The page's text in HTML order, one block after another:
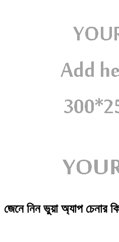
জেনে নিন ভুয়া অ্যাপ চেনার